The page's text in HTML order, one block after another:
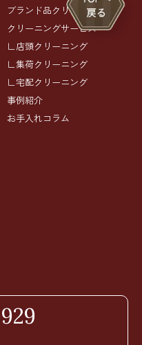
ブランド品クリーニング
クリーニングサービス
∟店頭クリーニング
∟集荷クリーニング
∟宅配クリーニング
事例紹介
お手入れコラム